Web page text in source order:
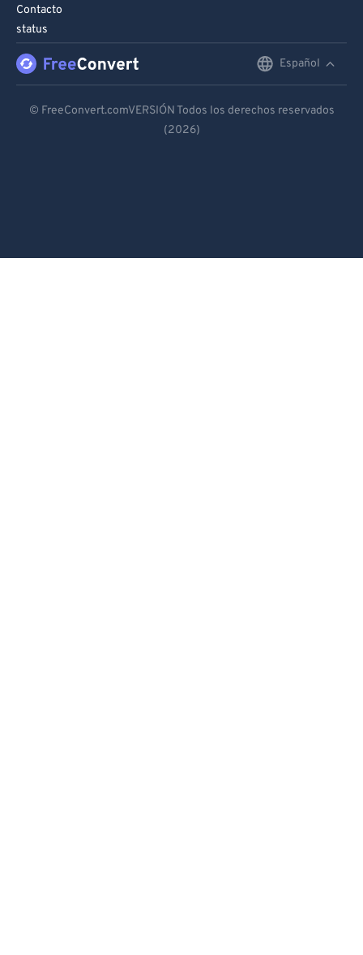
Contacto
status
Español
Español
© FreeConvert.comVERSIÓN Todos los derechos reservados
(2026)